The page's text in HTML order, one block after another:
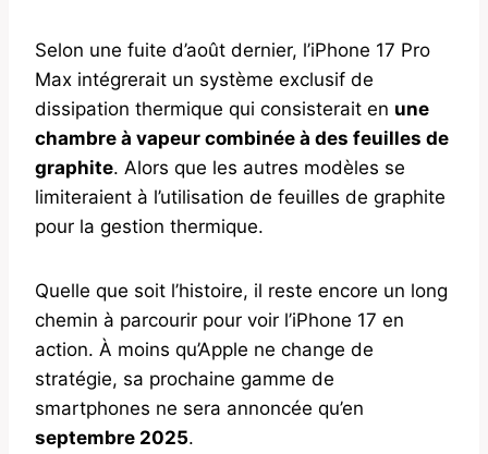
Selon une fuite d’août dernier, l’iPhone 17 Pro
Max intégrerait un système exclusif de
dissipation thermique qui consisterait en une
chambre à vapeur combinée à des feuilles de
graphite. Alors que les autres modèles se
limiteraient à l’utilisation de feuilles de graphite
pour la gestion thermique.
Quelle que soit l’histoire, il reste encore un long
chemin à parcourir pour voir l’iPhone 17 en
action. À moins qu’Apple ne change de
stratégie, sa prochaine gamme de
smartphones ne sera annoncée qu’en
septembre 2025.